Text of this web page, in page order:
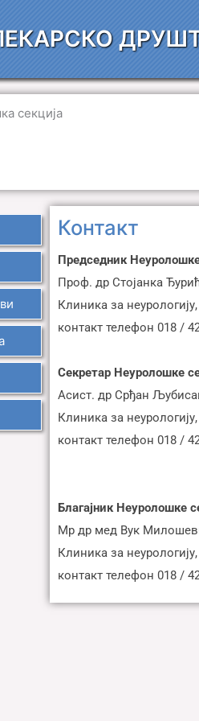
секција
Контакт
Председник
Проф. др Стојанка
Клиника за
контакт телефон 018 /
Секретар Неуролошке
Асист. др Срђан
Клиника за
контакт телефон 018 /
Благајник Неуролошке
Мр др мед Вук
Клиника за
контакт телефон 018 /